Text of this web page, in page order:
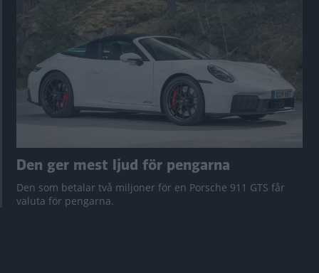
Den ger mest ljud för pengarna
Den som betalar två miljoner för en Porsche 911 GTS får
valuta för pengarna.